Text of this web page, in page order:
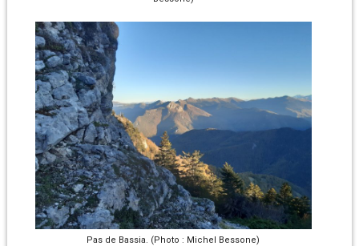
Pas de Bassia. (Photo : Michel Bessone)